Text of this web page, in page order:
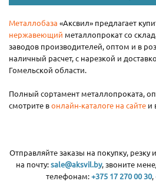
Металлобаза «Аксвил» предлагает
нержавеющий металлопрокат со
заводов производителей, оптом и в
наличный расчет, с нарезкой и
Гомельской области.
Полный сортамент металлопроката,
смотрите вонлайн-каталоге на сайте и
Отправляйте заказы на покупку, резку
на почту:sale@aksvil.by, звоните
телефонам:+375 17 270 00 30,